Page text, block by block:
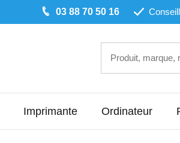
03 88 70 50 16
Imprimante Ordinateur